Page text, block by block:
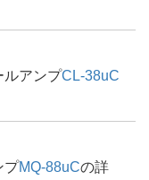
ルアンプCL-38uC
プMQ-88uCの詳